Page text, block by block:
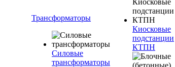
Трансформаторы
Силовые
трансформаторы
Киосковые
подстанции
КТПН